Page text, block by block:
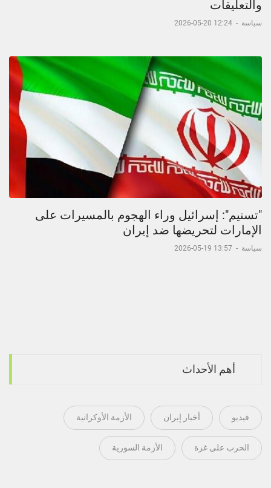
والتعليقات
سياسة -
12:24 20-05-2026
"تسنيم": إسرائيل وراء الهجوم بالمسيرات على
الإمارات لتحريضها ضد إيران
سياسة -
13:57 19-05-2026
أهم الأحداث
فيديو أخبار إيران الأزمة الأوكرانية
الحرب على غزة الأزمة السورية